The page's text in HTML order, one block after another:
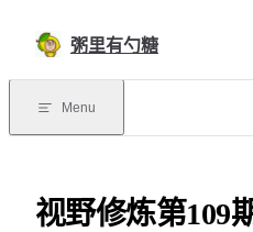
粥里有勺糖
Menu
视野修炼第109